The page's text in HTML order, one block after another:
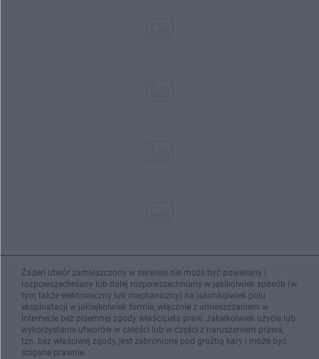
Żaden utwór zamieszczony w serwisie nie może być powielany i
rozpowszechniany lub dalej rozpowszechniany w jakikolwiek sposób (w
tym także elektroniczny lub mechaniczny) na jakimkolwiek polu
eksploatacji w jakiejkolwiek formie, włącznie z umieszczaniem w
Internecie bez pisemnej zgody właściciela praw. Jakiekolwiek użycie lub
wykorzystanie utworów w całości lub w części z naruszeniem prawa,
tzn. bez właściwej zgody, jest zabronione pod groźbą kary i może być
ścigane prawnie.